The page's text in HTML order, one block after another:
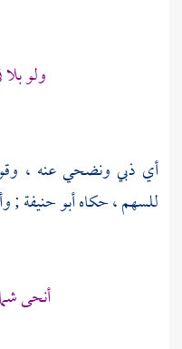
ولو
أي ذبي ونضحي عنه ،
للسهم ، حكاهأبو حنيفة;
أنحى